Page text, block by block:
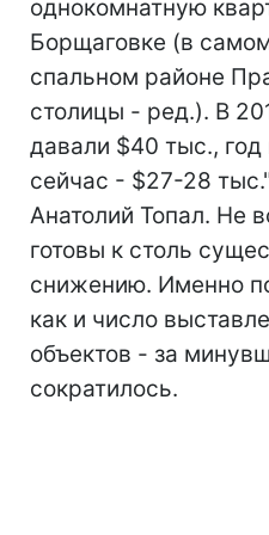
однокомнатную
Борщаговке (в
спальном районе
столицы - ред.). В
давали $40 тыс.,
сейчас - $27-28
Анатолий Топал. Не
готовы к столь
снижению. Именно
как и число
объектов - за
сократилось.